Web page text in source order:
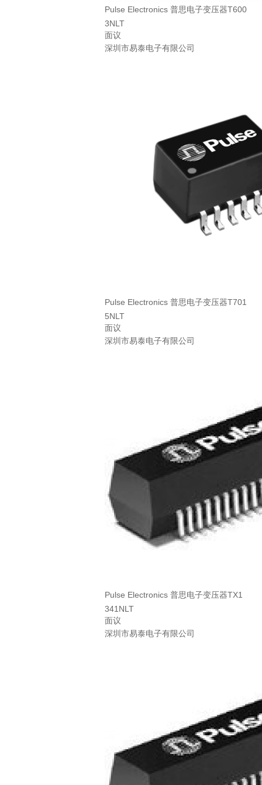
Pulse Electronics 普思电子变压器T600
3NLT
面议
深圳市易泰电子有限公司
Pulse Electronics 普思电子变压器T701
5NLT
面议
深圳市易泰电子有限公司
Pulse Electronics 普思电子变压器TX1
341NLT
面议
深圳市易泰电子有限公司